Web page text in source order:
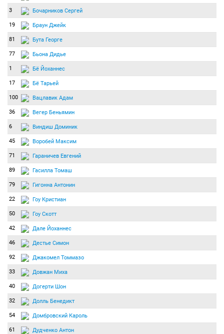
3 Бочарников Сергей
19 Браун Джейк
81 Бута Георге
77 Бьона Дидье
1 Бё Йоханнес
17 Бё Тарьей
100 Вацлавик Адам
36 Вегер Беньямин
6 Виндиш Доминик
45 Воробей Максим
71 Гараничев Евгений
89 Гасилла Томаш
79 Гигонна Антонин
22 Гоу Кристиан
50 Гоу Скотт
42 Дале Йоханнес
46 Дестье Симон
92 Джакомел Томмазо
33 Довжан Миха
40 Догерти Шон
32 Долль Бенедикт
54 Домбровский Кароль
61 Дудченко Антон